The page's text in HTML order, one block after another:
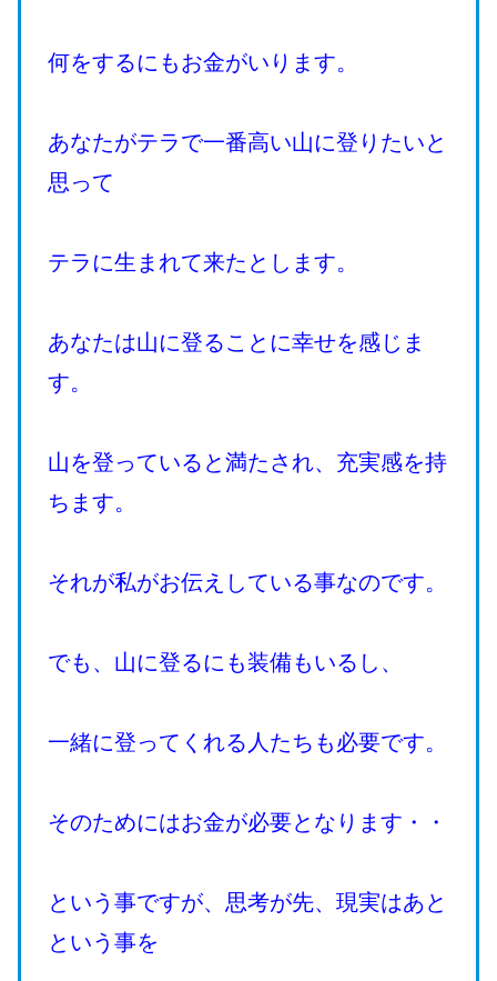
何をするにもお金がいります。
あなたがテラで一番高い山に登りたいと
思って
テラに生まれて来たとします。
あなたは山に登ることに幸せを感じま
す。
山を登っていると満たされ、充実感を持
ちます。
それが私がお伝えしている事なのです。
でも、山に登るにも装備もいるし、
一緒に登ってくれる人たちも必要です。
そのためにはお金が必要となります・・
という事ですが、思考が先、現実はあと
という事を